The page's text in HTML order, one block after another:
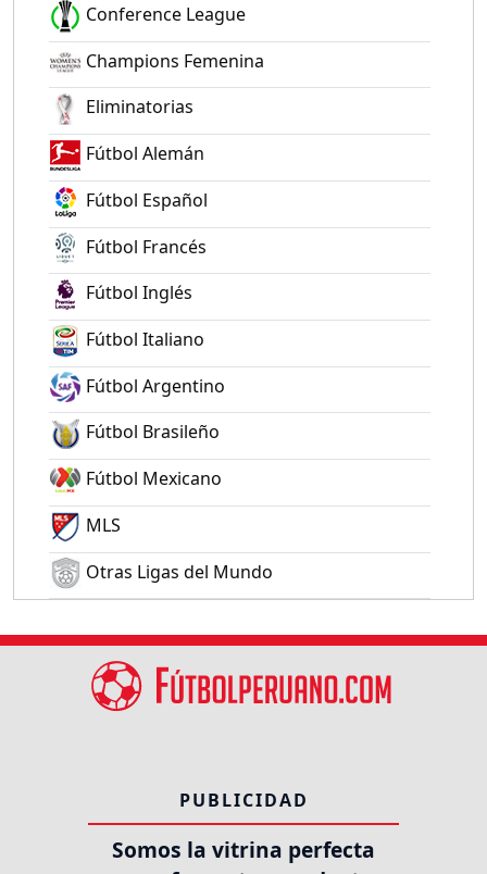
Conference League
Champions Femenina
Eliminatorias
Fútbol Alemán
Fútbol Español
Fútbol Francés
Fútbol Inglés
Fútbol Italiano
Fútbol Argentino
Fútbol Brasileño
Fútbol Mexicano
MLS
Otras Ligas del Mundo
PUBLICIDAD
Somos la vitrina perfecta